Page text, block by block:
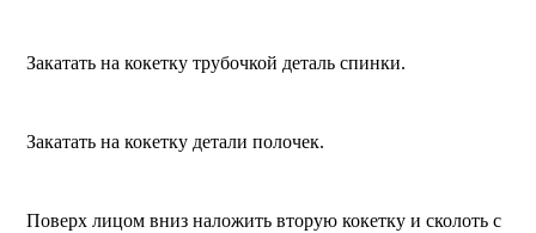
Закатать на кокетку трубочкой деталь спинки.
Закатать на кокетку детали полочек.
Поверх лицом вниз наложить вторую кокетку и сколоть с